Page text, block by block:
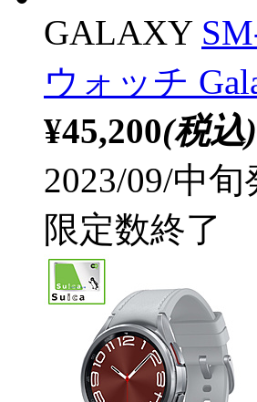
GALAXY
ウォッチ
¥45,200(税込)
2023/09/中旬
限定数終了